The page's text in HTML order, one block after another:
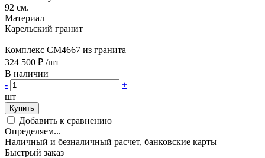
92 см.
Материал
Карельский гранит
Комплекс CM4667 из гранита
324 500 ₽ /шт
В наличии
-
+
шт
Купить
Добавить к сравнению
Определяем...
Наличный и безналичный расчет, банковские карты
Быстрый заказ